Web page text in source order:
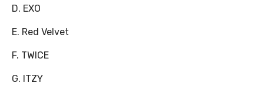
D. EXO
E. Red Velvet
F. TWICE
G. ITZY